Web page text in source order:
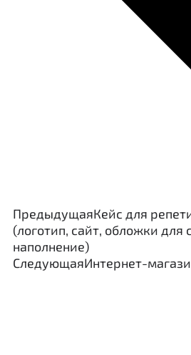
ПредыдущаяКейс для
(логотип, сайт, обложки для
наполнение)
СледующаяИнтернет-